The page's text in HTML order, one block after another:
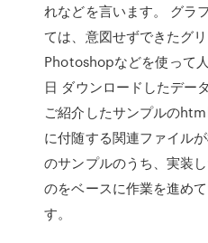
れなどを言います。 グラ
ては、意図せずできたグ
Photoshopなどを使って
日 ダウンロードしたデー
ご紹介したサンプルの
に付随する関連ファイル
のサンプルのうち、実装
のをベースに作業を進め
す。